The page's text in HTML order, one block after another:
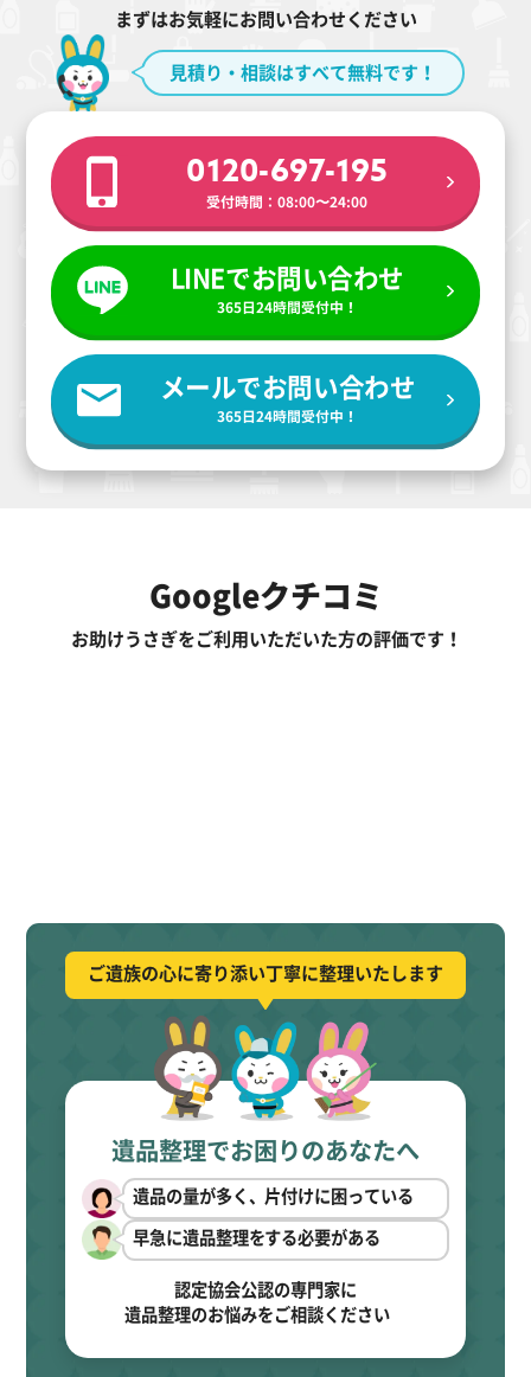
まずはお気軽にお問い合わせください
見積り・相談はすべて無料です！
0120-697-195
受付時間：08:00〜24:00
LINEでお問い合わせ
365日24時間受付中！
メールでお問い合わせ
365日24時間受付中！
Googleクチコミ
お助けうさぎをご利用いただいた方の評価です！
ご遺族の心に寄り添い丁寧に整理いたします
遺品整理でお困りのあなたへ
遺品の量が多く、片付けに困っている
早急に遺品整理をする必要がある
認定協会公認の専門家に
遺品整理のお悩みをご相談ください